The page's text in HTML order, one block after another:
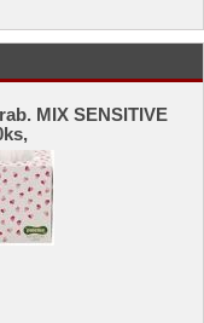
MIX SENSITIVE